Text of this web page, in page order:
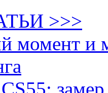
>>>
момент и